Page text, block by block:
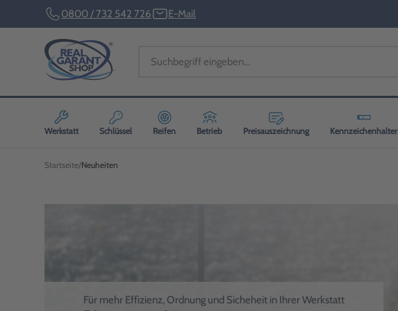
0800 / 732 542 726 E-Mail
Werkstatt Schlüssel Reifen Betrieb Preisauszeichnung Kennzeichenhalter
Startseite Neuheiten
Für mehr Effizienz, Ordnung und Sicheheit in Ihrer Werkstatt